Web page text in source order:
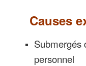
Causes
Submergés
personnel